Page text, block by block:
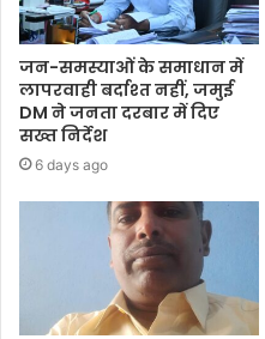
जन-समस्याओं के समाधान में
लापरवाही बर्दाश्त नहीं, जमुई
DM ने जनता दरबार में दिए
सख्त निर्देश
6 days ago